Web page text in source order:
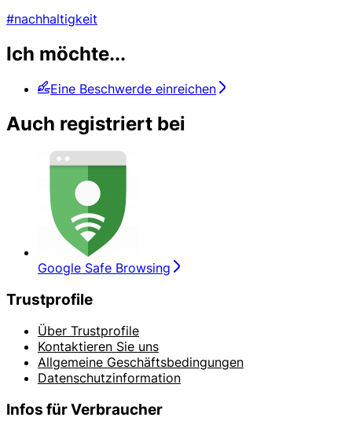
#nachhaltigkeit
Ich möchte...
Eine Beschwerde einreichen
Auch registriert bei
Google Safe Browsing
Trustprofile
Über Trustprofile
Kontaktieren Sie uns
Allgemeine Geschäftsbedingungen
Datenschutzinformation
Infos für Verbraucher